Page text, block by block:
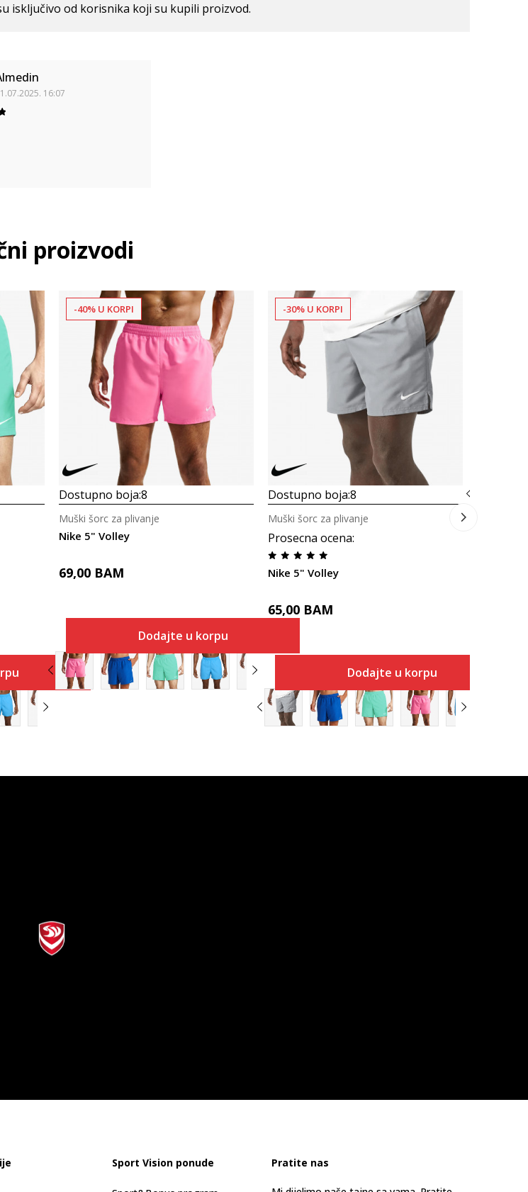
isključivo od korisnika koji su kupili proizvod.
16:07
proizvodi
-40% U KORPI
Dostupno boja:8
Nike 5" Volley
Muški šorc za plivanje
69,00 BAM
Dodajte u korpu
-30% U KORPI
Dostupno boja:8
Prosecna ocena:
Nike 5" Volley
Muški šorc za plivanje
65,00 BAM
Dodajte u korpu
Sport Vision ponude Pratite nas